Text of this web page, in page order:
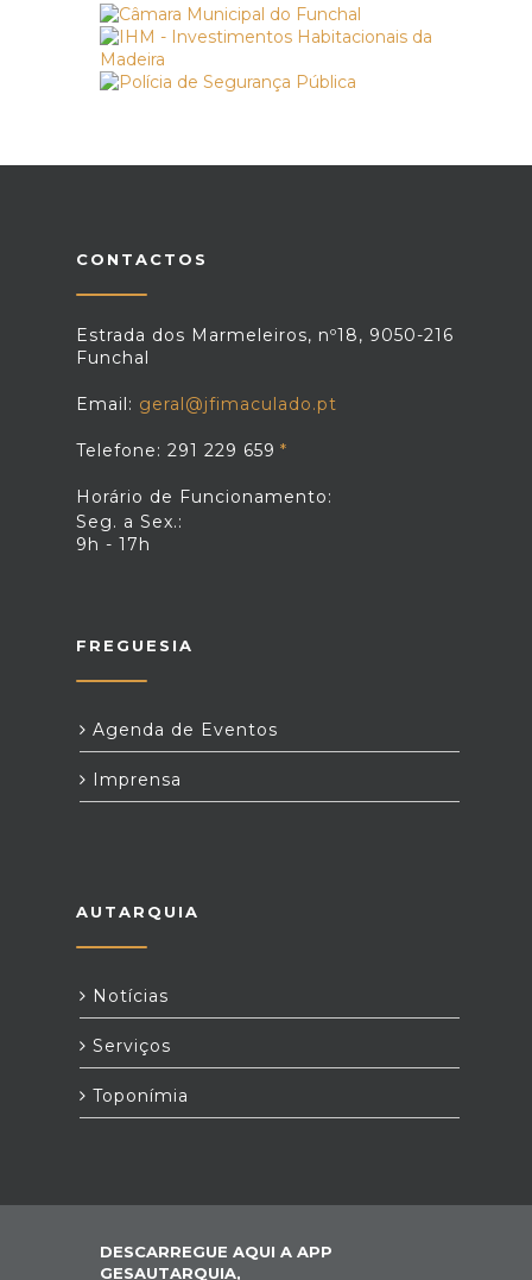
CONTACTOS
Estrada dos Marmeleiros, nº18, 9050-216
Funchal
Email: geral@jfimaculado.pt
Telefone: 291 229 659
Horário de Funcionamento:
Seg. a Sex.:
9h - 17h
FREGUESIA
Agenda de Eventos
Imprensa
AUTARQUIA
Notícias
Serviços
Toponímia
DESCARREGUE AQUI A APP
GESAUTARQUIA,